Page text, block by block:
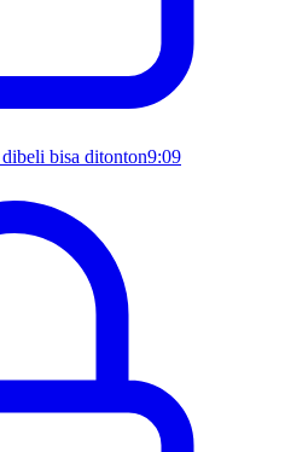
bisa ditonton9:09